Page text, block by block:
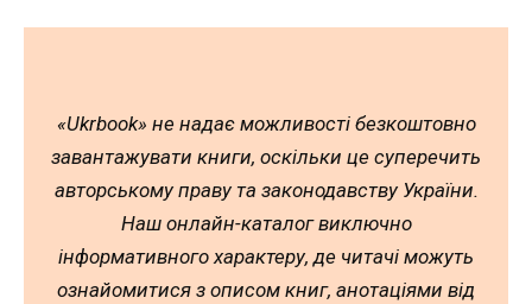
«Ukrbook» не надає можливості безкоштовно
завантажувати книги, оскільки це суперечить
авторському праву та законодавству України.
Наш онлайн-каталог виключно
інформативного характеру, де читачі можуть
ознайомитися з описом книг, анотаціями від